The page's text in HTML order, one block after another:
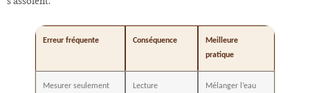
Erreur fréquente Conséquence
Meilleure
pratique
Mesurer seulement
Lecture
Mélanger l’eau